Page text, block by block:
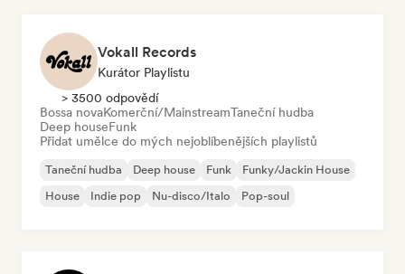
Vokall Records
Kurátor Playlistu
> 3500 odpovědí
Bossa novaKomerční/MainstreamTaneční hudba
Deep houseFunk
Přidat umělce do mých nejoblíbenějších playlistů
Taneční hudba Deep house Funk
Funky/Jackin House
House
Indie pop Nu-disco/Italo Pop-soul